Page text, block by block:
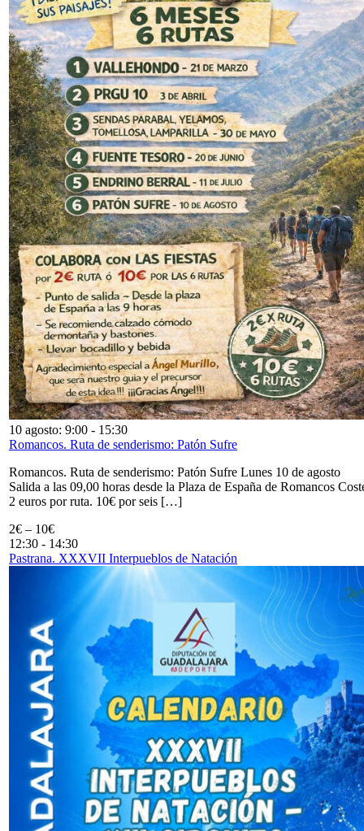
10 agosto: 9:00 - 15:30
Romancos. Ruta de senderismo: Patón Sufre
Romancos. Ruta de senderismo: Patón Sufre Lunes 10 de agosto
Salida a las 09,00 horas desde la Plaza de España de Romancos
2 euros por ruta. 10€ por seis […]
2€ – 10€
12:30 - 14:30
Pastrana. XXXVII Interpueblos de Natación